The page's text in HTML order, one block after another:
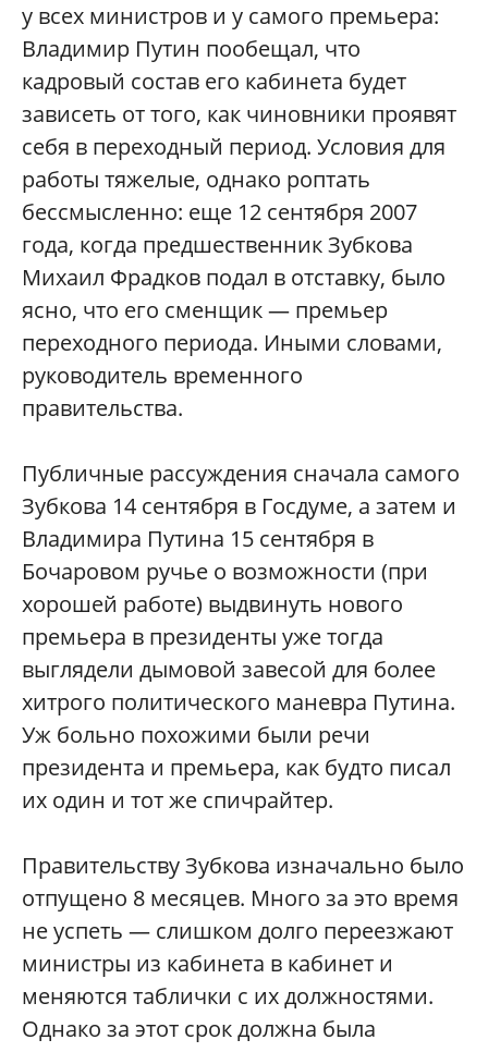
у всех министров и у самого премьера:
Владимир Путин пообещал, что
кадровый состав его кабинета будет
зависеть от того, как чиновники проявят
себя в переходный период. Условия для
работы тяжелые, однако роптать
бессмысленно: еще 12 сентября 2007
года, когда предшественник Зубкова
Михаил Фрадков подал в отставку, было
ясно, что его сменщик — премьер
переходного периода. Иными словами,
руководитель временного
правительства.
Публичные рассуждения сначала самого
Зубкова 14 сентября в Госдуме, а затем и
Владимира Путина 15 сентября в
Бочаровом ручье о возможности (при
хорошей работе) выдвинуть нового
премьера в президенты уже тогда
выглядели дымовой завесой для более
хитрого политического маневра Путина.
Уж больно похожими были речи
президента и премьера, как будто писал
их один и тот же спичрайтер.
Правительству Зубкова изначально было
отпущено 8 месяцев. Много за это время
не успеть — слишком долго переезжают
министры из кабинета в кабинет и
меняются таблички с их должностями.
Однако за этот срок должна была